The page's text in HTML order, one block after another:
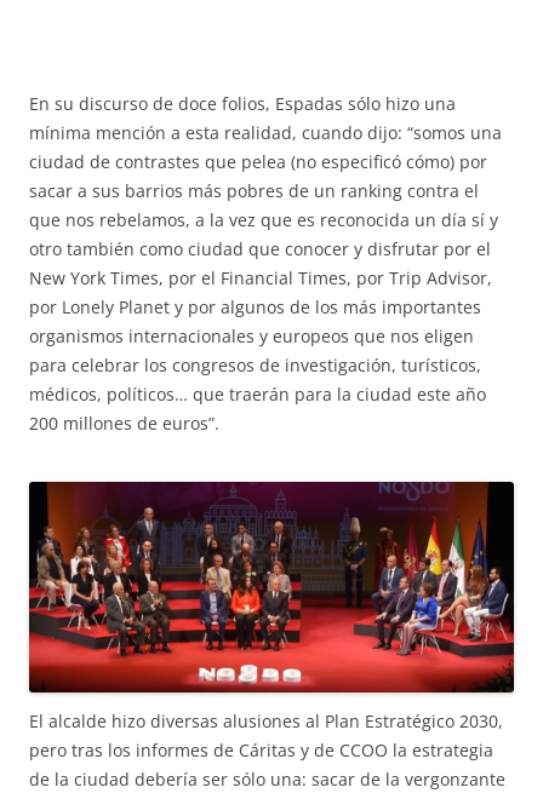
En su discurso de doce folios, Espadas sólo hizo una
mínima mención a esta realidad, cuando dijo: “somos una
ciudad de contrastes que pelea (no especificó cómo) por
sacar a sus barrios más pobres de un ranking contra el
que nos rebelamos, a la vez que es reconocida un día sí y
otro también como ciudad que conocer y disfrutar por el
New York Times, por el Financial Times, por Trip Advisor,
por Lonely Planet y por algunos de los más importantes
organismos internacionales y europeos que nos eligen
para celebrar los congresos de investigación, turísticos,
médicos, políticos… que traerán para la ciudad este año
200 millones de euros”.
El alcalde hizo diversas alusiones al Plan Estratégico 2030,
pero tras los informes de Cáritas y de CCOO la estrategia
de la ciudad debería ser sólo una: sacar de la vergonzante